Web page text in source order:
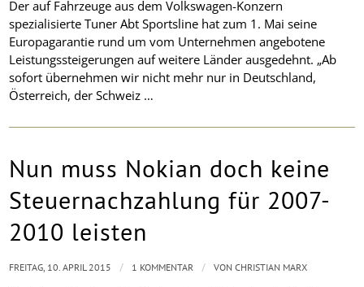
Der auf Fahrzeuge aus dem Volkswagen-Konzern
spezialisierte Tuner Abt Sportsline hat zum 1. Mai seine
Europagarantie rund um vom Unternehmen angebotene
Leistungssteigerungen auf weitere Länder ausgedehnt. „Ab
sofort übernehmen wir nicht mehr nur in Deutschland,
Österreich, der Schweiz …
Nun muss Nokian doch keine
Steuernachzahlung für 2007-
2010 leisten
FREITAG, 10. APRIL 2015 / 1 KOMMENTAR / VONCHRISTIAN MARX